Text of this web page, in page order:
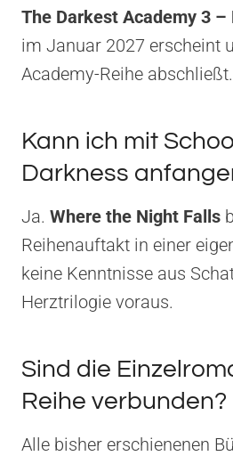
The Darkest Academy 3
im Januar 2027 erscheint
Academy-Reihe abschließt.
Kann ich mit
Darkness
Ja. Where the Night Falls
Reihenauftakt in einer
keine Kenntnisse aus
Herztrilogie voraus.
Sind die
Reihe verbunden?
Alle bisher erschienenen